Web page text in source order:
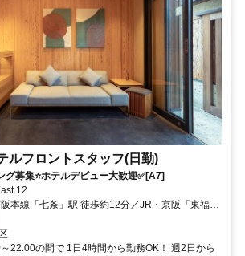
ルフロントスタッフ(日勤)
募集⭐ホテルデビュー大歓迎✅[A7]
12
本線「七条」駅 徒歩約12分／JR・京阪「東福
JR・近鉄・地下鉄「京都」駅 徒歩約22分
22:00の間で 1日4時間から勤務OK！ 週2日から